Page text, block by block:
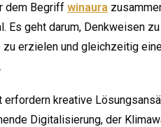
dem Begriff winaura
geht darum, Denkweisen
erzielen und gleichzeitig
erfordern kreative
Digitalisierung, der